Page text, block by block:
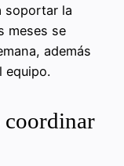
soportar la
meses se
además
equipo.